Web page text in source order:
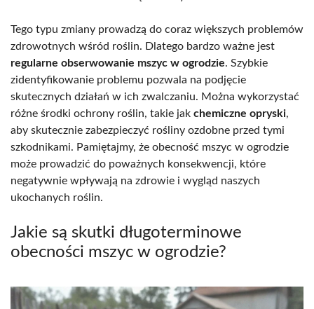
Tego typu zmiany prowadzą do coraz większych problemów
zdrowotnych wśród roślin. Dlatego bardzo ważne jest
regularne obserwowanie mszyc w ogrodzie. Szybkie
zidentyfikowanie problemu pozwala na podjęcie
skutecznych działań w ich zwalczaniu. Można wykorzystać
różne środki ochrony roślin, takie jak chemiczne opryski,
aby skutecznie zabezpieczyć rośliny ozdobne przed tymi
szkodnikami. Pamiętajmy, że obecność mszyc w ogrodzie
może prowadzić do poważnych konsekwencji, które
negatywnie wpływają na zdrowie i wygląd naszych
ukochanych roślin.
Jakie są skutki długoterminowe
obecności mszyc w ogrodzie?